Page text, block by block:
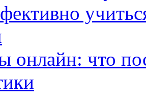
онлайн: что